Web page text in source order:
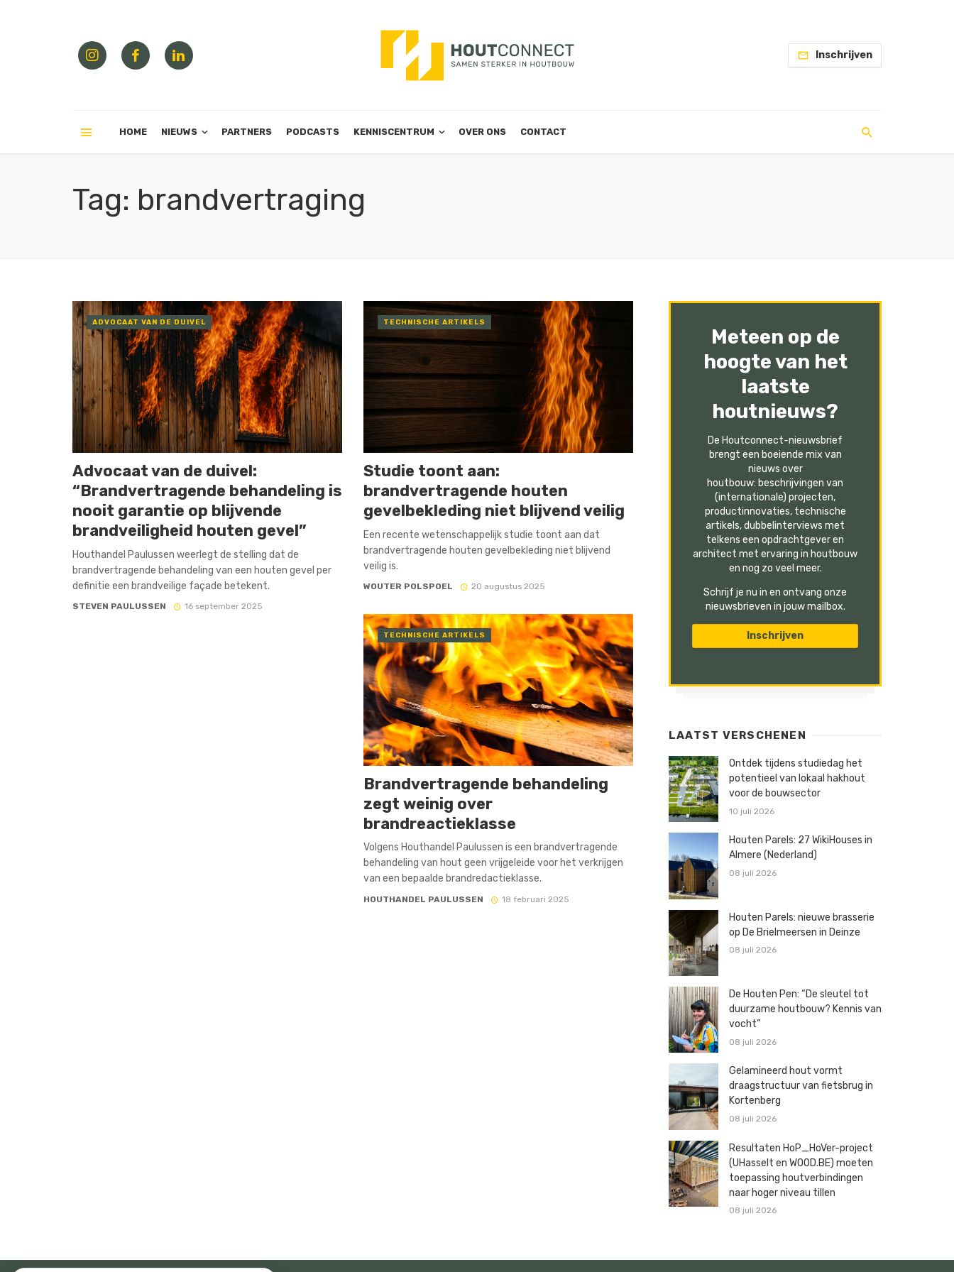
Inschrijven
HOME NIEUWS PARTNERS PODCASTS KENNISCENTRUM OVER ONS CONTACT
Tag: brandvertraging
ADVOCAAT VAN DE DUIVEL
Advocaat van de duivel:
“Brandvertragende behandeling is
nooit garantie op blijvende
brandveiligheid houten gevel”
Houthandel Paulussen weerlegt de stelling dat de
brandvertragende behandeling van een houten gevel per
definitie een brandveilige façade betekent.
STEVEN PAULUSSEN 16 september 2025
TECHNISCHE ARTIKELS
Studie toont aan:
brandvertragende houten
gevelbekleding niet blijvend veilig
Een recente wetenschappelijk studie toont aan dat
brandvertragende houten gevelbekleding niet blijvend
veilig is.
WOUTER POLSPOEL 20 augustus 2025
TECHNISCHE ARTIKELS
Brandvertragende behandeling
zegt weinig over
brandreactieklasse
Volgens Houthandel Paulussen is een brandvertragende
behandeling van hout geen vrijgeleide voor het verkrijgen
van een bepaalde brandredactieklasse.
HOUTHANDEL PAULUSSEN 18 februari 2025
Meteen op de
hoogte van het
laatste
houtnieuws?
De Houtconnect-nieuwsbrief
brengt een boeiende mix van
nieuws over
houtbouw: beschrijvingen van
(internationale) projecten,
productinnovaties, technische
artikels, dubbelinterviews met
telkens een opdrachtgever en
architect met ervaring in houtbouw
en nog zo veel meer.
Schrijf je nu in en ontvang onze
nieuwsbrieven in jouw mailbox.
LAATST VERSCHENEN
Ontdek tijdens studiedag het
potentieel van lokaal hakhout
voor de bouwsector
10 juli 2026
Houten Parels: 27 WikiHouses in
Almere (Nederland)
08 juli 2026
Houten Parels: nieuwe brasserie
op De Brielmeersen in Deinze
08 juli 2026
De Houten Pen: “De sleutel tot
duurzame houtbouw? Kennis van
vocht”
08 juli 2026
Gelamineerd hout vormt
draagstructuur van fietsbrug in
Kortenberg
08 juli 2026
Resultaten HoP_HoVer-project
(UHasselt en WOOD.BE) moeten
toepassing houtverbindingen
naar hoger niveau tillen
08 juli 2026